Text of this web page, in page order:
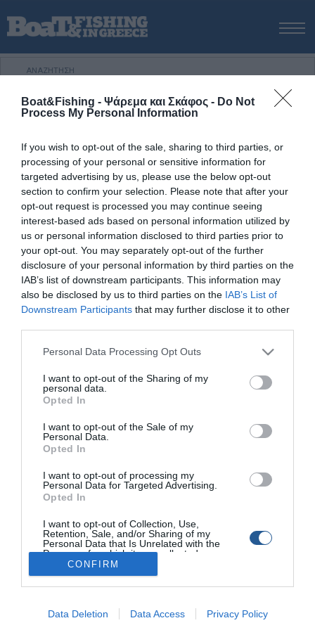
Boat&Fishing - Ψάρεμα και Σκάφος - Do Not
Process My Personal Information
If you wish to opt-out of the sale, sharing to third parties, or
processing of your personal or sensitive information for
targeted advertising by us, please use the below opt-out
section to confirm your selection. Please note that after your
opt-out request is processed you may continue seeing
interest-based ads based on personal information utilized by
us or personal information disclosed to third parties prior to
your opt-out. You may separately opt-out of the further
disclosure of your personal information by third parties on the
IAB’s list of downstream participants. This information may
also be disclosed by us to third parties on the IAB’s List of
Downstream Participants that may further disclose it to other
Personal Data Processing Opt Outs
I want to opt-out of the Sharing of my
personal data.
Opted In
I want to opt-out of the Sale of my
Personal Data.
Opted In
I want to opt-out of processing my
Personal Data for Targeted Advertising.
Opted In
I want to opt-out of Collection, Use,
Retention, Sale, and/or Sharing of my
Personal Data that Is Unrelated with the
Purposes for which it was collected.
Opted Out
CONFIRM
Data Deletion Data Access Privacy Policy
ΑΡΧΙΚΗ
ΕΚΔΟΣΕΙΣ
ΨΑΡΕΜΑ ΑΠΟ ΣΚΑΦΟΣ
ΨΑΡΟΤΟΥΦΕΚΟ
ΣΚΑΦΟΣ
VIDEO
ΕΞΟΠΛΙΣΜΟΣ
ΘΕΣΣΑΛΟΝΙΚΗ BOAT & FISHING SHOW 2025
BOAT & FISHING SHOW 2025
ΑΡΧΙΚΗ/VIDEO/Alacati International Fishing Tournament 2015
Alacati International Fishing
Tournament 2015
Βρεθήκαμε στη Χίο προσκεκλημένοι του Μιχάλη Λαβίδα,
ιδιοκτήτη του καταστήματος Fish Bite, για να λάβουμε
μέρος στο μεγαλύτερο αγώνα big game που
όμορφη και πρωτόγνωρη εμπειρία. Ευχαριστούμε
ιδιαίτερα τον Αντώνη, το Μιχάλη, τον Κλεάνθη, τον
πολύτιμη βοήθειά τους για να σας μεταφέρουμε αυτές τις
εικόνες με τον καλύτερο δυνατό τρόπο. Διαβάστε το
άρθρο στο παρακάτω λινκ:
http://www.boatfishing.gr/article-post/alacati-international-